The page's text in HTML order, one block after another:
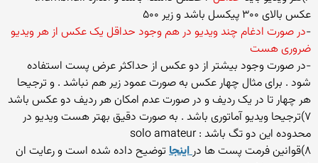
عکس بالای ۳۰۰ پیکسل باشد و زیر ۵۰۰
-در صورت ادغام چند ویدیو در هم وجود حداقل یک عکس از هر ویدیو
ضروری هست
-در صورت وجود بیشتر از دو عکس از حداکثر عرض پست استفاده
شود . برای مثال چهار عکس به صورت عمود زیر هم نباشد . و ترجیحا
هر چهار تا در یک ردیف و در صورت عدم امکان هر ردیف دو عکس باشد
۷)ترجیحا ویدیو آماتوری باشد . به صورت دقیق بهتر هست ویدیو در
محدوده این دو تگ باشد : solo amateur
۸)قوانین فرمت پست ها در
اینجا توضیح داده شده است و رعایت ان